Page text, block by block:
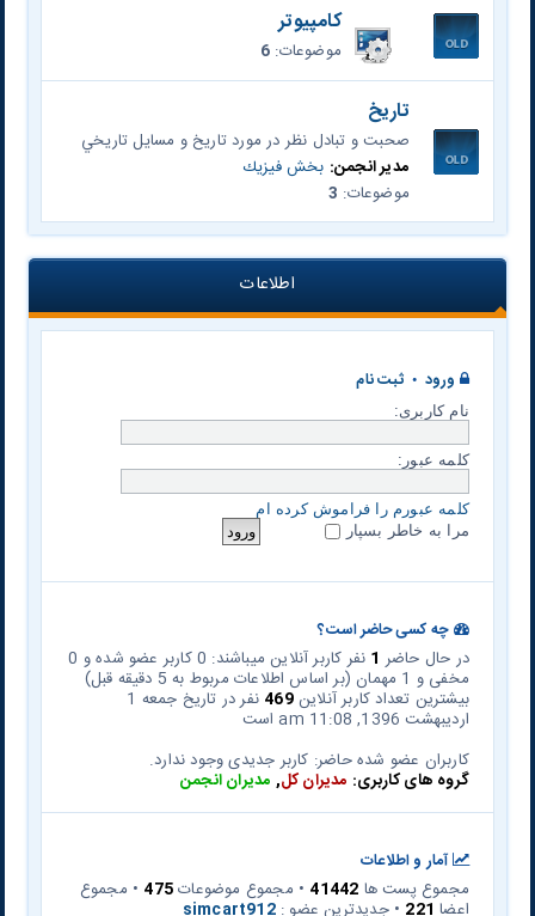
کامپیوتر
موضوعات: 6
تاريخ
صحبت و تبادل نظر در مورد تاريخ و مسايل تاريخي
مدیر انجمن: بخش فيزيك
موضوعات: 3
اطلاعات
ورود • ثبت نام
نام کاربری:
کلمه عبور:
کلمه عبورم را فراموش کرده ام
مرا به خاطر بسپار
چه کسی حاضر است؟
در حال حاضر 1 نفر کاربر آنلاین میباشند: 0 کاربر عضو شده و 0
مخفی و 1 مهمان (بر اساس اطلاعات مربوط به 5 دقیقه قبل)
بیشترین تعداد کاربر آنلاین469 نفر در تاریخ جمعه 1
اردیبهشت 1396, 11:08 am است
کاربران عضو شده حاضر: کاربر جدیدی وجود ندارد.
گروه های کاربری: مدیران کل, مدیران انجمن
آمار و اطلاعات
مجموع پست ها 41442 • مجموع موضوعات475 • مجموع
اعضا 221 • جدیدترین عضو :simcart912